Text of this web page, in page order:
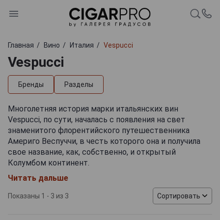
Главная Вино Италия Vespucci
Vespucci
Бренды Разделы
Многолетняя история марки итальянских вин
Vespucci, по сути, началась с появления на свет
знаменитого флорентийского путешественника
Америго Веспуччи, в честь которого она и получила
свое название, как, собственно, и открытый
Колумбом континент.
Как известно, красное вино всегда являлось
неизменным спутником путешественников, в том
числе — и мореплавателей. Вдали от родной земли
Читать дальше
Показаны 1 - 3 из 3 Сортировать